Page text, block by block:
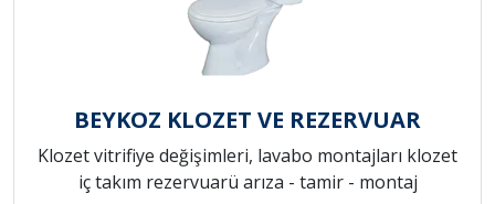
BEYKOZ KLOZET VE REZERVUAR
Klozet vitrifiye değişimleri, lavabo montajları klozet
iç takım rezervuarü arıza - tamir - montaj